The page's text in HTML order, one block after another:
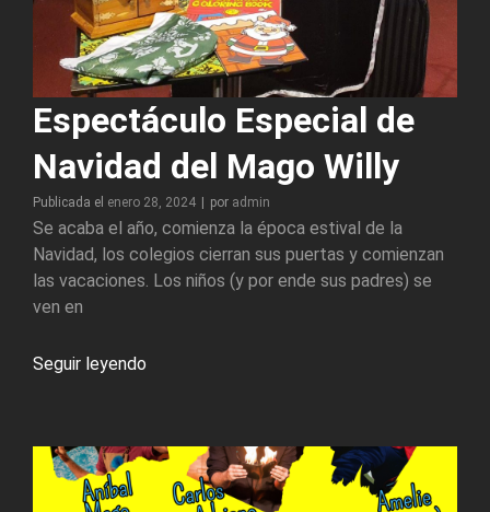
Espectáculo Especial de
Navidad del Mago Willy
Publicada el enero 28, 2024 por Byline
admin
Se acaba el año, comienza la época estival de la
Navidad, los colegios cierran sus puertas y comienzan
las vacaciones. Los niños (y por ende sus padres) se
ven en
Seguir leyendo
Navidad
del
Mago